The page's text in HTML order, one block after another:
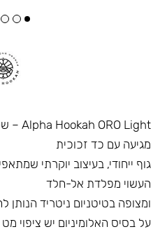
Alpha Hookah ORO Light – שלמות בכל חלק.
מגיעה עם כד זכוכית
גוף ייחודי, בעיצוב יוקרתי
העשוי מפלדת אל-חלד
ומצופה בטיטניום ניטריד הנותן
על בסיס האלומיניום יש ציפוי